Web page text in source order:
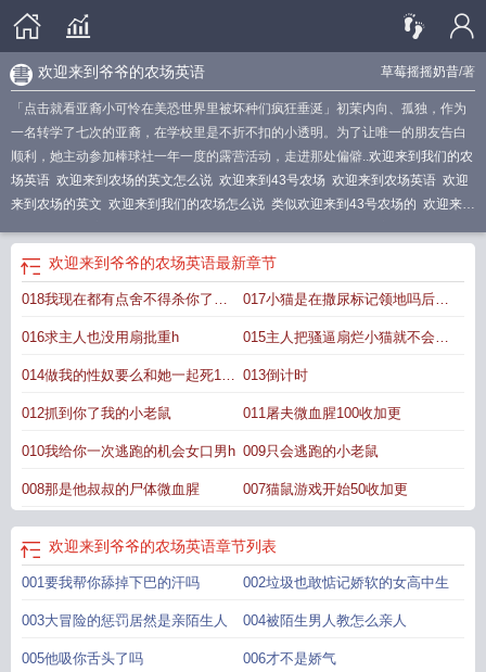
草莓摇摇奶昔/著
欢迎来到爷爷的农场英语
「点击就看亚裔小可怜在美恐世界里被坏种们疯狂垂涎」初茉内向、孤独，作为
一名转学了七次的亚裔，在学校里是不折不扣的小透明。为了让唯一的朋友告白
顺利，她主动参加棒球社一年一度的露营活动，走进那处偏僻..欢迎来到我们的农
场英语 欢迎来到农场的英文怎么说 欢迎来到43号农场 欢迎来到农场英语 欢迎
来到农场的英文 欢迎来到我们的农场怎么说 类似欢迎来到43号农场的 欢迎来到
(美恐nph) 第501章
欢迎来到农场的英语怎么读
到我爷爷的农场英文
农场欢迎来到43号农场草莓欢迎来到冥日农场欢迎来到爷爷的农场英语
欢迎来到爷爷的农场英语最新章节
018我现在都有点舍不得杀你了
huolaшu c
017小猫是在撒尿标记领地吗后入
舔批h
016求主人也没用扇批重h 015主人把骚逼扇烂小猫就不会发
情了微h
014做我的性奴要么和她一起死150
收加更
013倒计时
012抓到你了我的小老鼠 011屠夫微血腥100收加更
010我给你一次逃跑的机会女口男h 009只会逃跑的小老鼠
008那是他叔叔的尸体微血腥 007猫鼠游戏开始50收加更
欢迎来到爷爷的农场英语章节列表
001要我帮你舔掉下巴的汗吗 002垃圾也敢惦记娇软的女高中生
003大冒险的惩罚居然是亲陌生人 004被陌生男人教怎么亲人
005他吸你舌头了吗 006才不是娇气